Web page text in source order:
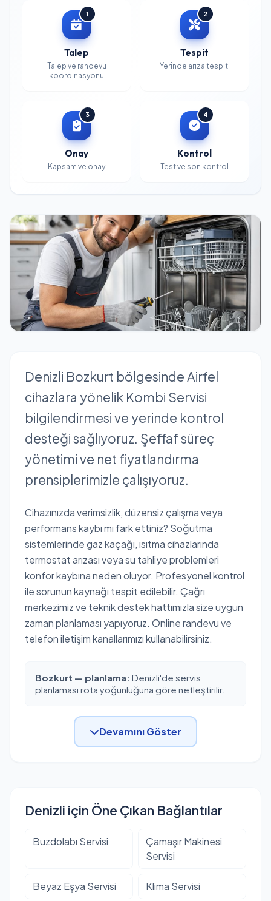
1
Talep
Talep ve randevu
koordinasyonu
2
Tespit
Yerinde arıza tespiti
3
Onay
Kapsam ve onay
4
Kontrol
Test ve son kontrol
Denizli Bozkurt bölgesinde Airfel
cihazlara yönelik Kombi Servisi
bilgilendirmesi ve yerinde kontrol
desteği sağlıyoruz. Şeffaf süreç
yönetimi ve net fiyatlandırma
prensiplerimizle çalışıyoruz.
Cihazınızda verimsizlik, düzensiz çalışma veya
performans kaybı mı fark ettiniz? Soğutma
sistemlerinde gaz kaçağı, ısıtma cihazlarında
termostat arızası veya su tahliye problemleri
konfor kaybına neden oluyor. Profesyonel kontrol
ile sorunun kaynağı tespit edilebilir. Çağrı
merkezimiz ve teknik destek hattımızla size uygun
zaman planlaması yapıyoruz. Online randevu ve
telefon iletişim kanallarımızı kullanabilirsiniz.
Bozkurt — planlama: Denizli'de servis
planlaması rota yoğunluğuna göre netleştirilir.
Devamını Göster
Denizli için Öne Çıkan Bağlantılar
Buzdolabı Servisi
Çamaşır Makinesi
Servisi
Beyaz Eşya Servisi Klima Servisi